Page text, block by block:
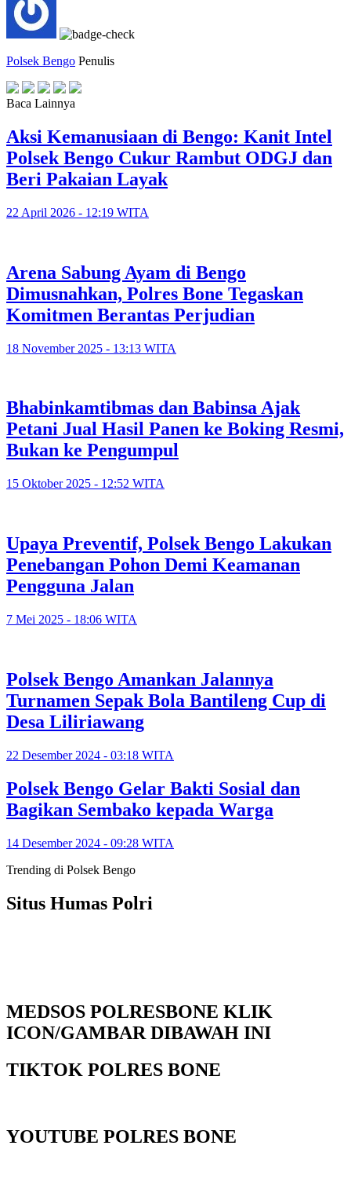
Polsek Bengo Penulis
Baca Lainnya
Aksi Kemanusiaan di Bengo: Kanit Intel
Polsek Bengo Cukur Rambut ODGJ dan
Beri Pakaian Layak
22 April 2026 - 12:19 WITA
Arena Sabung Ayam di Bengo
Dimusnahkan, Polres Bone Tegaskan
Komitmen Berantas Perjudian
18 November 2025 - 13:13 WITA
Bhabinkamtibmas dan Babinsa Ajak
Petani Jual Hasil Panen ke Boking Resmi,
Bukan ke Pengumpul
15 Oktober 2025 - 12:52 WITA
Upaya Preventif, Polsek Bengo Lakukan
Penebangan Pohon Demi Keamanan
Pengguna Jalan
7 Mei 2025 - 18:06 WITA
Polsek Bengo Amankan Jalannya
Turnamen Sepak Bola Bantileng Cup di
Desa Liliriawang
22 Desember 2024 - 03:18 WITA
Polsek Bengo Gelar Bakti Sosial dan
Bagikan Sembako kepada Warga
14 Desember 2024 - 09:28 WITA
Trending di Polsek Bengo
Situs Humas Polri
MEDSOS POLRESBONE KLIK
ICON/GAMBAR DIBAWAH INI
TIKTOK POLRES BONE
YOUTUBE POLRES BONE